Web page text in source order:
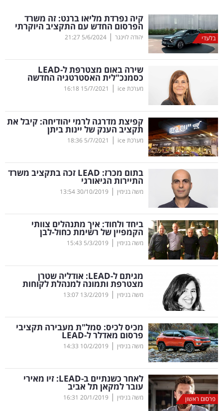
דיגיטל
וטק
שיווק
ופרסום
משפט
מדדים
ומחקרים
דעות
רכילות
עסקית
קריפטו
ויראלי
טלוויזיה
עסקי
ספורט
קריירה
ולימודים
מינויים
רייטינג
בלעדי
קיה נפרדת מליאו ברנט: זה משרד
הפרסום החדש עם התקציב היוקרתי
יהודה לוינגר |
5/6/2024
21:27
שירה באום מצטרפת ל-LEAD
כסמנכ"לית האסטרטגיה החדשה
מערכת ice |
15/7/2021
16:18
קפיצת מדרגה לרמי יהודיחה: קיבל את
תקציב הענק של יינות ביתן
מערכת ice |
5/7/2021
18:36
בתום מכרז: LEAD זכה בתקציב משרד
התיירות הגיאורגי
משה בנימין |
30/10/2019
13:54
ביחד ולחוד: איך מתנהלים צוותי
הקמפיין של רשימת כחול-לבן
משה בנימין |
5/3/2019
15:43
מגיתם ל-LEAD: אודליה שטרן
מצטרפת ותמונה למנהלת לקוחות
משה בנימין |
13/2/2019
13:07
מכיס לכיס: סמל"ת מעבירה תקציבי
פרסום מאדלר ל-LEAD
משה בנימין |
10/2/2019
14:33
פרסום ראשון
לאחר כשנתיים ב-LEAD: זיו מאירי
עובר למקאן תל אביב
משה בנימין |
20/1/2019
16:31